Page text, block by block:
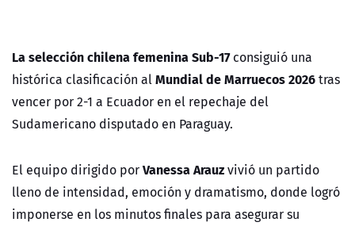
La selección chilena femenina Sub-17consiguió una
histórica clasificación alMundial de Marruecos 2026tras
vencer por 2-1 a Ecuador en el repechaje del
Sudamericano disputado en Paraguay.
El equipo dirigido porVanessa Arauzvivió un partido
lleno de intensidad, emoción y dramatismo, donde logró
imponerse en los minutos finales para asegurar su